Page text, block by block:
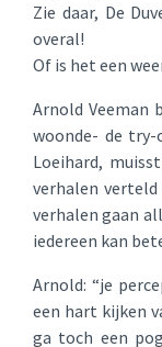
Zie daar, De
overal!
Of is het een
Arnold Veeman
woonde- de
Loeihard,
verhalen verteld
verhalen gaan
iedereen kan
Arnold: “je
een hart kijken
ga toch een